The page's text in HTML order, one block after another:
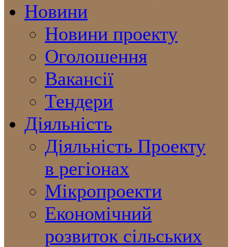
Новини
Новини проекту
Оголошення
Вакансії
Тендери
Діяльність
Діяльність Проекту
в регіонах
Мікропроекти
Економічний
розвиток сільських